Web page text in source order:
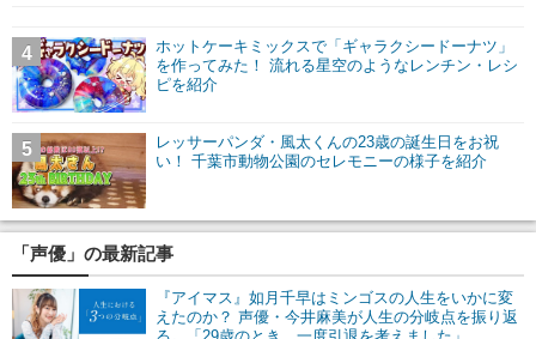
ホットケーキミックスで「ギャラクシードーナツ」
を作ってみた！ 流れる星空のようなレンチン・レシ
ピを紹介
4
レッサーパンダ・風太くんの23歳の誕生日をお祝
い！ 千葉市動物公園のセレモニーの様子を紹介
5
「声優」の最新記事
『アイマス』如月千早はミンゴスの人生をいかに変
えたのか？ 声優・今井麻美が人生の分岐点を振り返